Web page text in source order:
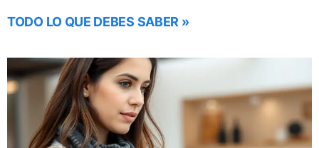
TODO LO QUE DEBES SABER »